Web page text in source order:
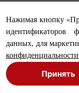
Нажимая кнопку
идентификаторов
данных, для
конфиденциальности
Принять
©